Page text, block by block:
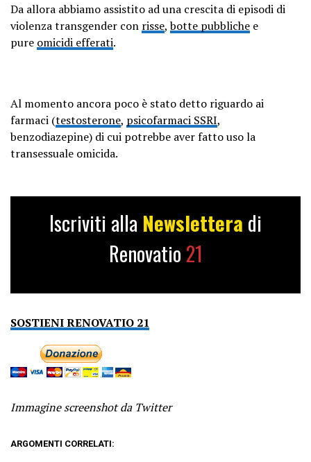
Da allora abbiamo assistito ad una crescita di episodi di
violenza transgender con risse,botte pubbliche e
pure omicidi efferati.
Al momento ancora poco è stato detto riguardo ai
farmaci (testosterone, psicofarmaci SSRI,
benzodiazepine) di cui potrebbe aver fatto uso la
transessuale omicida.
Iscriviti alla Newslettera di
Renovatio 21
SOSTIENI RENOVATIO 21
Immagine screenshot da Twitter
ARGOMENTI CORRELATI: